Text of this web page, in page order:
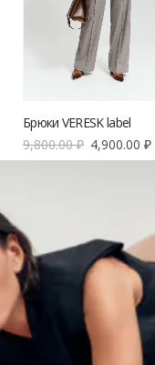
Брюки VERESK label
9,800.00₽ 4,900.00 ₽